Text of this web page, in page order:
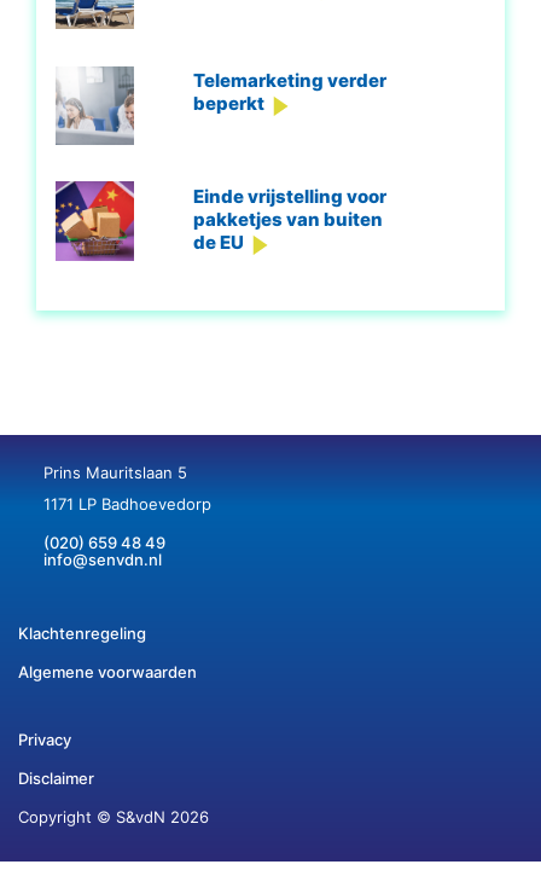
Telemarketing verder
beperkt
Einde vrijstelling voor
pakketjes van buiten
de EU
Prins Mauritslaan 5
1171 LP Badhoevedorp
(020) 659 48 49
info@senvdn.nl
Klachtenregeling
Algemene voorwaarden
Privacy
Disclaimer
Copyright © S&vdN 2026